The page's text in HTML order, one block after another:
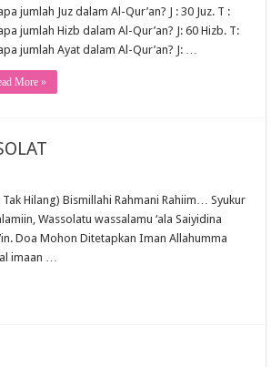
jumlah Juz dalam Al-Qur’an? J : 30 Juz. T :
jumlah Hizb dalam Al-Qur’an? J: 60 Hizb. T:
jumlah Ayat dalam Al-Qur’an? J: …
More »
Tak Hilang) Bismillahi Rahmani Rahiim… Syukur
Wassolatu wassalamu ‘ala Saiyidina
Doa Mohon Ditetapkan Iman Allahumma
imaan …